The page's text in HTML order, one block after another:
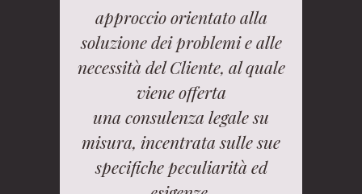
approccio orientato alla
soluzione dei problemi e alle
necessità del Cliente, al quale
viene offerta
una consulenza legale su
misura, incentrata sulle sue
specifiche peculiarità ed